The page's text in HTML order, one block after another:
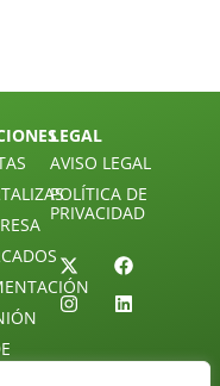
LEGAL
AVISO LEGAL
POLÍTICA DE
PRIVACIDAD